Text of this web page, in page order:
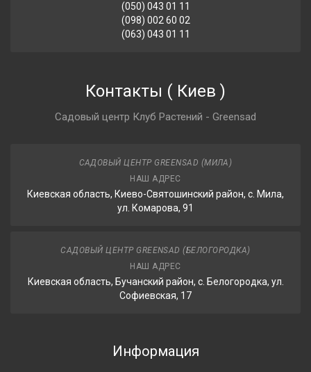
(050) 043 01 11
(098) 002 60 02
(063) 043 01 11
Контакты ( Киев )
Садовый центр Клуб Растений - Greensad
САДОВЫЙ ЦЕНТР GREENSAD (МИЛА)
НАШ АДРЕС
Киевская область, Киево-Святошинский район, с. Мила,
ул. Комарова, 91
САДОВЫЙ ЦЕНТР GREENSAD (БЕЛОГОРОДКА)
НАШ АДРЕС
Киевская область, Бучанский район, с. Белогородка, ул.
Софиевская, 17
Информация